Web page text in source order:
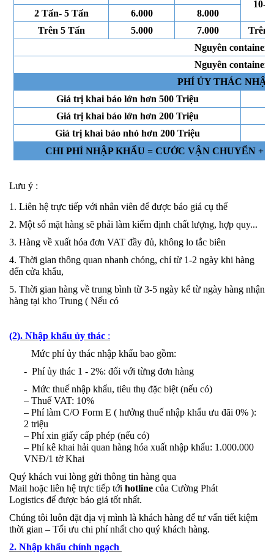
10-
2 Tấn- 5 Tấn
6.000 8.000
Trên 5 Tấn 5.000 7.000
Trên
Nguyên container
Nguyên container
PHÍ ỦY THÁC
Giá trị khai báo lớn hơn 500 Triệu
Giá trị khai báo lớn hơn 200 Triệu
Giá trị khai báo nhỏ hơn 200 Triệu
CHI PHÍ NHẬP KHẨU = CƯỚC VẬN CHUYỂN +
Lưu ý :
1. Liên hệ trực tiếp với nhân viên để được báo giá cụ thể
2. Một số mặt hàng sẽ phải làm kiểm định chất lượng, hợp quy...
3. Hàng về xuất hóa đơn VAT đầy đủ, không lo tắc biên
4. Thời gian thông quan nhanh chóng, chỉ từ 1-2 ngày khi hàng
đến cửa khẩu,
5. Thời gian hàng về trung bình từ 3-5 ngày kể từ ngày hàng nhận
hàng tại kho Trung ( Nếu có
(2). Nhập khẩu ủy thác :
Mức phí ủy thác nhập khẩu bao gồm:
- Phí ủy thác 1 - 2%: đối với từng đơn hàng
- Mức thuế nhập khẩu, tiêu thụ đặc biệt (nếu có)
– Thuế VAT: 10%
– Phí làm C/O Form E ( hưởng thuế nhập khẩu ưu đãi 0% ):
2 triệu
– Phí xin giấy cấp phép (nếu có)
– Phí kê khai hải quan hàng hóa xuất nhập khẩu: 1.000.000
VNĐ/1 tờ Khai
Quý khách vui lòng gửi thông tin hàng qua
Mail hoặc liên hệ trực tiếp tới hotline của Cường Phát
Logistics để được báo giá tốt nhất.
Chúng tôi luôn đặt địa vị mình là khách hàng để tư vấn tiết kiệm
thời gian – Tối ưu chi phí nhất cho quý khách hàng.
2. Nhập khẩu chính ngạch